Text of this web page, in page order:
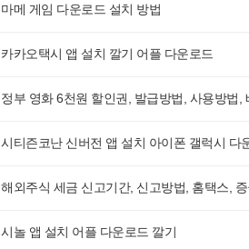
마메 게임 다운로드 설치 방법
카카오택시 앱 설치 깔기 어플 다운로드
정부 영화 6천원 할인권, 발급방법, 사용방법,
시티즌코난 신버전 앱 설치 아이폰 갤럭시 다
해외주식 세금 신고기간, 신고방법, 홈택스,
시놀 앱 설치 어플 다운로드 깔기